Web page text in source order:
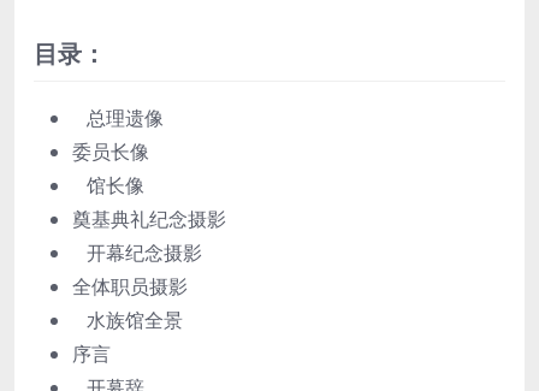
目录：
总理遗像
委员长像
馆长像
奠基典礼纪念摄影
开幕纪念摄影
全体职员摄影
水族馆全景
序言